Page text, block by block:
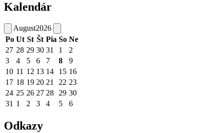
Kalendár
August2026
Po Ut St Št Pia So Ne
27 28 29 30 31 1
2
3
4 5 6 7 8
9
10 11 12 13 14 15 16
17 18 19 20 21 22 23
24 25 26 27 28 29 30
31 1 2 3 4 5 6
Odkazy